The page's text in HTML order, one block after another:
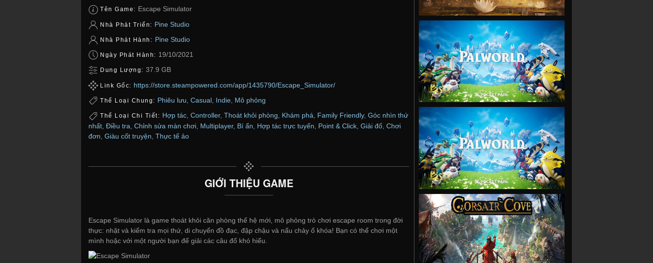
Tên Game: Escape Simulator
Nhà Phát Triển: Pine Studio
Nhà Phát Hành: Pine Studio
Ngày Phát Hành: 19/10/2021
Dung Lượng: 37.9 GB
Link Gốc: https://store.steampowered.com/app/1435790/Escape_Simulator/
Thể Loại Chung: Phiêu lưu Casual Indie Mô phỏng
Thể Loại Chi Tiết: Hợp tác, Controller, Thoát khỏi phòng, Khám phá, Family Friendly, Góc nhìn thứ
nhất Điều tra Chỉnh sửa màn chơi Multiplayer, Bí ẩn Hợp tác trực tuyến Point & Click Giải đố Chơi
đơn Giàu cốt truyện Thực tế ảo
GIỚI THIỆU GAME
Escape Simulator là game thoát khỏi căn phòng thế hệ mới, mô phỏng trò chơi escape room trong đời
thực: nhặt và kiểm tra mọi thứ, di chuyển đồ đạc, đập chậu và nấu chảy ổ khóa! Bạn có thể chơi một
mình hoặc với một người bạn để giải các câu đố khó hiểu.
VIEW
VIEW
VIEW